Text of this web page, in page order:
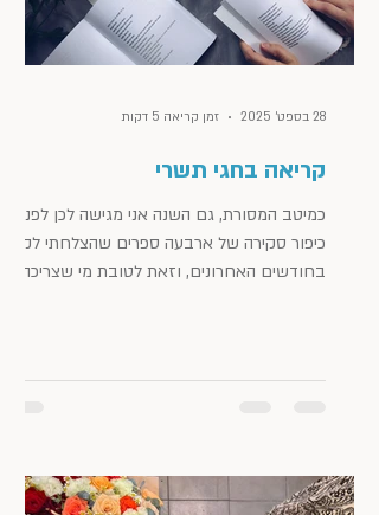
קריאה בחגי תשרי
כמיטב המסורת, גם השנה אני מגישה לכן לפני
כיפור סקירה של ארבעה ספרים שהצלחתי
בחודשים האחרונים, וזאת לטובת מי שצריכה
28 בספט׳ 2025 זמן קריאה 5 דקות